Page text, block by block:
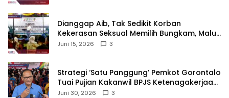
‎Dianggap Aib, Tak Sedikit Korban
Kekerasan Seksual Memilih Bungkam, Malu
untuk Melapor!‎
Juni 15, 2026 3
Strategi ‘Satu Panggung’ Pemkot Gorontalo
Tuai Pujian Kakanwil BPJS Ketenagakerjaan
Sulama‎‎
Juni 30, 2026 3